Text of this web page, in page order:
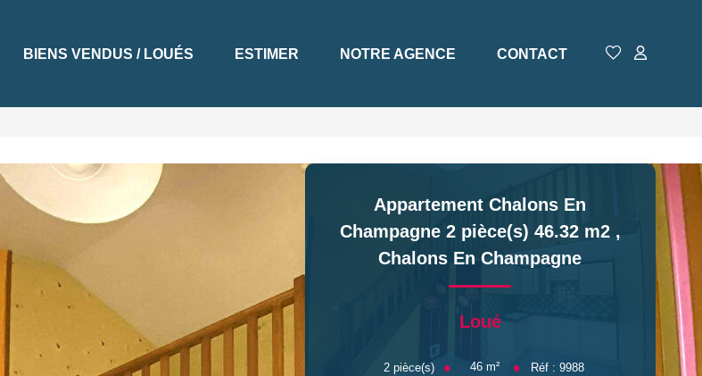
BIENS VENDUS / LOUÉS ESTIMER NOTRE AGENCE CONTACT
Appartement Chalons En
Champagne 2 pièce(s) 46.32 m2 ,
Chalons En Champagne
Loué
2 pièce(s) 46 m² Réf : 9988